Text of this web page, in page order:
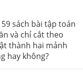
sách bài tập toán
và chỉ cắt theo
thành hai mảnh
hay không?